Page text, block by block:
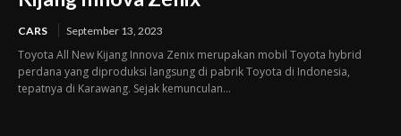
CARS September 13, 2023
Toyota All New Kijang Innova Zenix merupakan mobil Toyota hybrid
perdana yang diproduksi langsung di pabrik Toyota di Indonesia,
tepatnya di Karawang. Sejak kemunculan...